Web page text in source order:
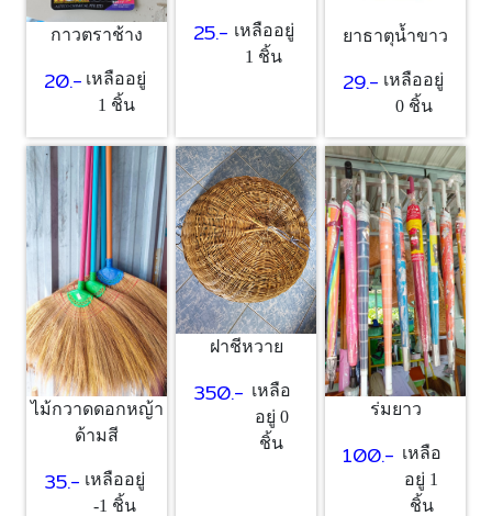
กาวตราช้าง
20.- เหลืออยู่
1 ชิ้น
25.- เหลืออยู่
1 ชิ้น
ยาธาตุน้ำขาว
29.- เหลืออยู่
0 ชิ้น
ไม้กวาดดอกหญ้า
ด้ามสี
35.- เหลืออยู่
-1 ชิ้น
ฝาชีหวาย
350.- เหลือ
อยู่ 0
ชิ้น
ร่มยาว
100.- เหลือ
อยู่ 1
ชิ้น